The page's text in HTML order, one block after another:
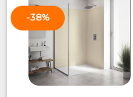
-38%